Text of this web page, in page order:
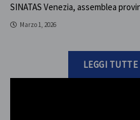
SINATAS Venezia, assemblea
Marzo 1, 2026
LEGGI TUTTE